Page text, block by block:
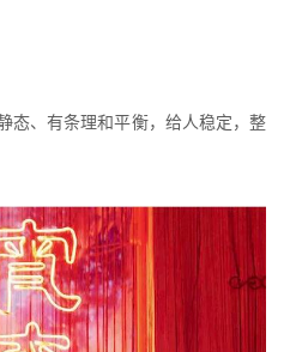
态、有条理和平衡，给人稳定，整